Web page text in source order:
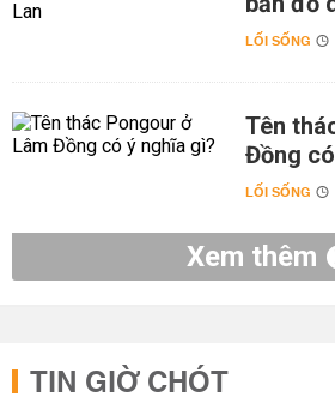
LỐI SỐNG
Tên
Đồng
LỐI SỐNG
Xem thêm
TIN GIỜ CHÓT